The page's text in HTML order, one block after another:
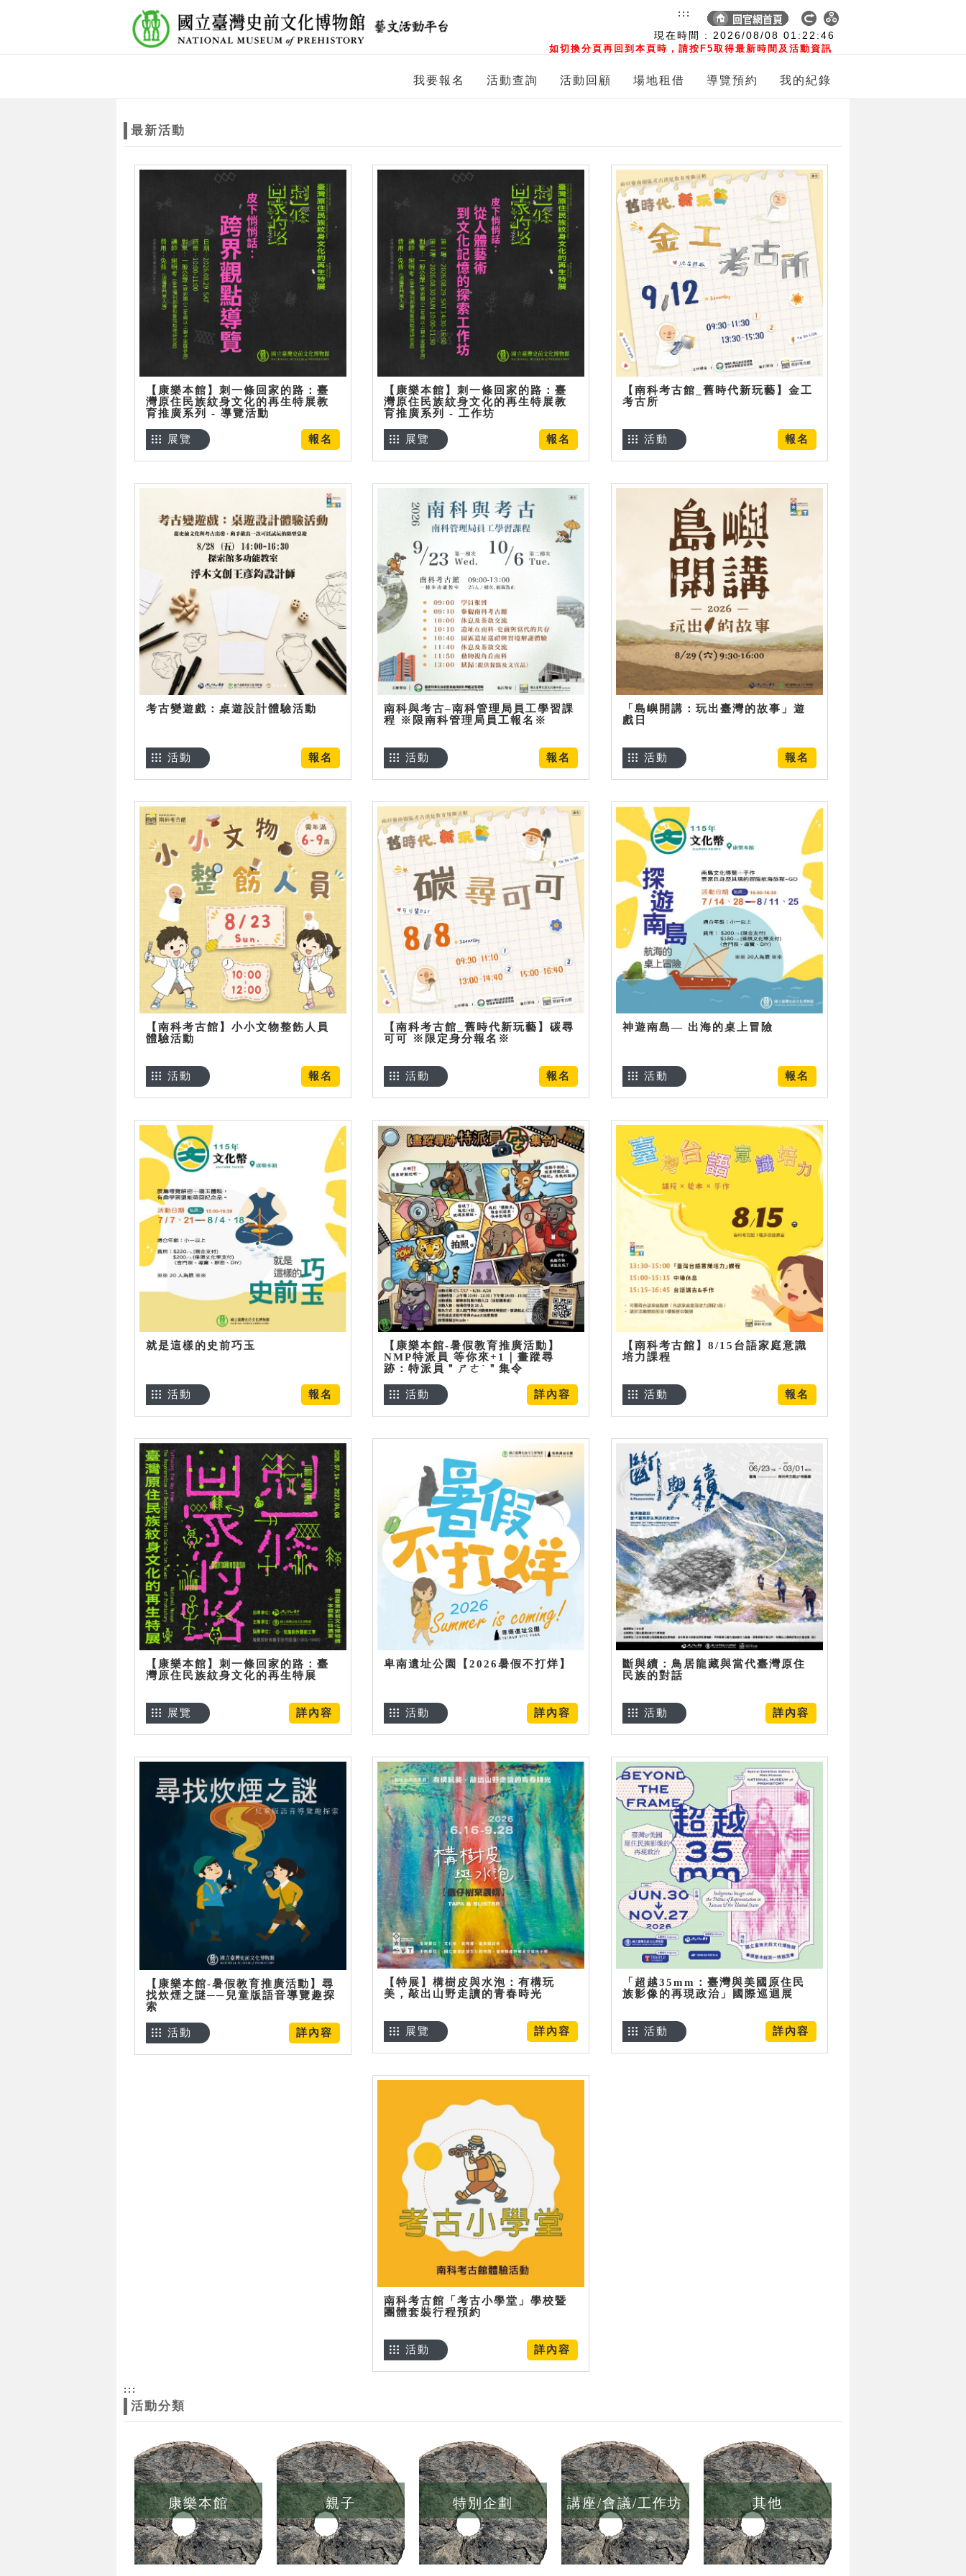
現在時間 : 2026/08/08 01:22:48
如切換分頁再回到本頁時，請按F5取得最新時間及活動資訊
:::
我要報名 活動查詢 活動回顧 場地租借 導覽預約 我的紀錄
最新活動
【康樂本館】刺一條回家的路：臺
灣原住民族紋身文化的再生特展教
育推廣系列 - 導覽活動
報名
展覽
【康樂本館】刺一條回家的路：臺
灣原住民族紋身文化的再生特展教
育推廣系列 - 工作坊
報名
展覽
【南科考古館_舊時代新玩藝】金工
考古所
報名
活動
考古變遊戲：桌遊設計體驗活動
報名
活動
南科與考古–南科管理局員工學習課
程 ※限南科管理局員工報名※
報名
活動
「島嶼開講：玩出臺灣的故事」遊
戲日
報名
活動
【南科考古館】小小文物整飭人員
體驗活動
報名
活動
【南科考古館_舊時代新玩藝】碳尋
可可 ※限定身分報名※
報名
活動
神遊南島— 出海的桌上冒險
報名
活動
就是這樣的史前巧玉
報名
活動
【康樂本館-暑假教育推廣活動】
NMP特派員 等你來+1｜畫蹤尋
跡：特派員＂ㄕㄜˋ＂集令
詳內容
活動
【南科考古館】8/15台語家庭意識
培力課程
報名
活動
【康樂本館】刺一條回家的路：臺
灣原住民族紋身文化的再生特展
詳內容
展覽
卑南遺址公園【2026暑假不打烊】
詳內容
活動
斷與續：鳥居龍藏與當代臺灣原住
民族的對話
詳內容
活動
【康樂本館-暑假教育推廣活動】尋
找炊煙之謎──兒童版語音導覽趣探
索
詳內容
活動
【特展】構樹皮與水泡：有構玩
美，敲出山野走讀的青春時光
詳內容
展覽
「超越35mm：臺灣與美國原住民
族影像的再現政治」國際巡迴展
詳內容
活動
南科考古館「考古小學堂」學校暨
團體套裝行程預約
詳內容
活動
:::
活動分類
康樂本館 親子 特別企劃 講座/會議/工作坊 其他